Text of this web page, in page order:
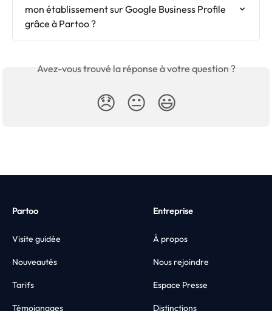
mon établissement sur Google Business Profile
grâce à Partoo ?
Avez-vous trouvé la réponse à votre question ?
😞 😐 😃
Partoo
Visite guidée
Nouveautés
Tarifs
Témoignages
Entreprise
À propos
Nous rejoindre
Espace Presse
Distinctions